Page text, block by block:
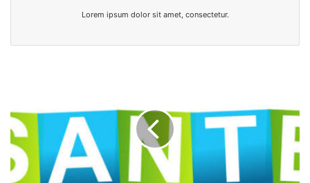
Lorem ipsum dolor sit amet, consectetur.
Professionnels
de
Santé
Face
à